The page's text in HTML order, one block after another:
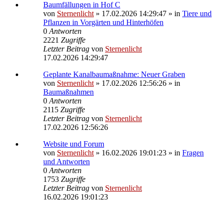
Baumfällungen in Hof C
von Sternenlicht » 17.02.2026 14:29:47 » in Tiere und
Pflanzen in Vorgärten und Hinterhöfen
0 Antworten
2221 Zugriffe
Letzter Beitrag von Sternenlicht
17.02.2026 14:29:47
Geplante Kanalbaumaßnahme: Neuer Graben
von Sternenlicht » 17.02.2026 12:56:26 » in
Baumaßnahmen
0 Antworten
2115 Zugriffe
Letzter Beitrag von Sternenlicht
17.02.2026 12:56:26
Website und Forum
von Sternenlicht » 16.02.2026 19:01:23 » in Fragen
und Antworten
0 Antworten
1753 Zugriffe
Letzter Beitrag von Sternenlicht
16.02.2026 19:01:23